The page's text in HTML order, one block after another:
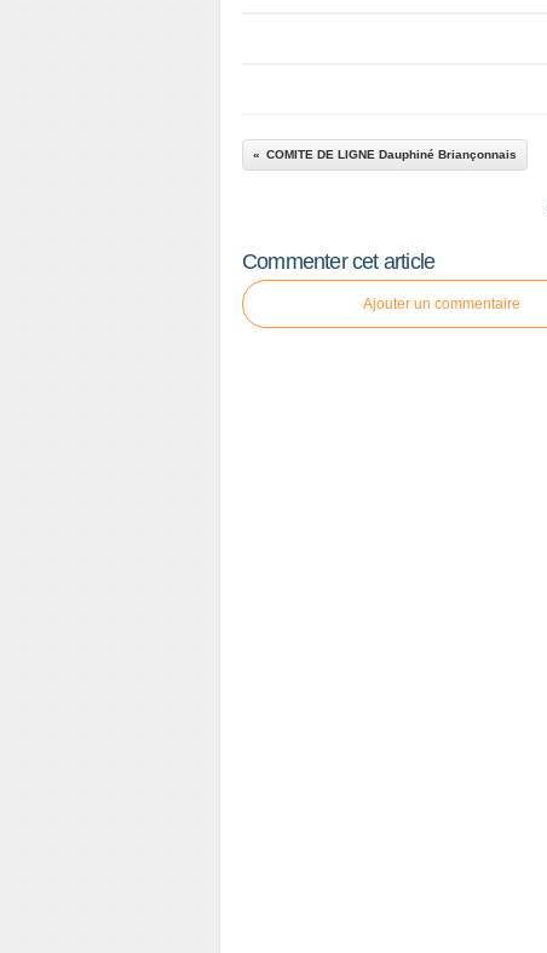
COMITE DE LIGNE Dauphiné Briançonnais
Commenter cet article
Ajouter un commentaire